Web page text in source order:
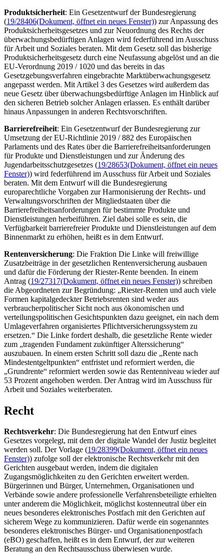
Produktsicherheit: Ein Gesetzentwurf der Bundesregierung
(19/28406(Dokument, öffnet ein neues Fenster)) zur Anpassung des
Produktsicherheitsgesetzes und zur Neuordnung des Rechts der
überwachungsbedürftigen Anlagen wird federführend im Ausschuss
für Arbeit und Soziales beraten. Mit dem Gesetz soll das bisherige
Produktsicherheitsgesetz durch eine Neufassung abgelöst und an die
EU-Verordnung 2019 / 1020 und das bereits in das
Gesetzgebungsverfahren eingebrachte Marktüberwachungsgesetz
angepasst werden. Mit Artikel 3 des Gesetzes wird außerdem das
neue Gesetz über überwachungsbedürftige Anlagen im Hinblick auf
den sicheren Betrieb solcher Anlagen erlassen. Es enthält darüber
hinaus Anpassungen in anderen Rechtsvorschriften.
Barrierefreiheit: Ein Gesetzentwurf der Bundesregierung zur
Umsetzung der EU-Richtlinie 2019 / 882 des Europäischen
Parlaments und des Rates über die Barrierefreiheitsanforderungen
für Produkte und Dienstleistungen und zur Änderung des
Jugendarbeitsschutzgesetzes (19/28653(Dokument, öffnet ein neues
Fenster)) wird federführend im Ausschuss für Arbeit und Soziales
beraten. Mit dem Entwurf will die Bundesregierung
europarechtliche Vorgaben zur Harmonisierung der Rechts- und
Verwaltungsvorschriften der Mitgliedstaaten über die
Barrierefreiheitsanforderungen für bestimmte Produkte und
Dienstleistungen herbeiführen. Ziel dabei solle es sein, die
Verfügbarkeit barrierefreier Produkte und Dienstleistungen auf dem
Binnenmarkt zu erhöhen, heißt es in dem Entwurf.
Rentenversicherung: Die Fraktion Die Linke will freiwillige
Zusatzbeiträge in der gesetzlichen Rentenversicherung ausbauen
und dafür die Förderung der Riester-Rente beenden. In einem
Antrag (19/27317(Dokument, öffnet ein neues Fenster)) schreiben
die Abgeordneten zur Begründung: „Riester-Renten und auch viele
Formen kapitalgedeckter Betriebsrenten sind weder aus
verbraucherpolitischer Sicht noch aus ökonomischen und
verteilungspolitischen Gesichtspunkten dazu geeignet, ein nach dem
Umlageverfahren organisiertes Pflichtversicherungssystem zu
ersetzen.“ Die Linke fordert deshalb, die gesetzliche Rente wieder
zum „tragenden Fundament zukünftiger Alterssicherung“
auszubauen. In einem ersten Schritt soll dazu die „Rente nach
Mindestentgeltpunkten“ entfristet und reformiert werden, die
„Grundrente“ reformiert werden sowie das Rentenniveau wieder auf
53 Prozent angehoben werden. Der Antrag wird im Ausschuss für
Arbeit und Soziales weiterberaten.
Recht
Rechtsverkehr: Die Bundesregierung hat den Entwurf eines
Gesetzes vorgelegt, mit dem der digitale Wandel der Justiz begleitet
werden soll. Der Vorlage (19/28399(Dokument, öffnet ein neues
Fenster)) zufolge soll der elektronische Rechtsverkehr mit den
Gerichten ausgebaut werden, indem die digitalen
Zugangsmöglichkeiten zu den Gerichten erweitert werden.
Bürgerinnen und Bürger, Unternehmen, Organisationen und
Verbände sowie andere professionelle Verfahrensbeteiligte erhielten
unter anderem die Möglichkeit, möglichst kostenneutral über ein
neues besonderes elektronisches Postfach mit den Gerichten auf
sicherem Wege zu kommunizieren. Dafür werde ein sogenanntes
besonderes elektronisches Bürger- und Organisationenpostfach
(eBO) geschaffen, heißt es in dem Entwurf, der zur weiteren
Beratung an den Rechtsausschuss überwiesen wurde.